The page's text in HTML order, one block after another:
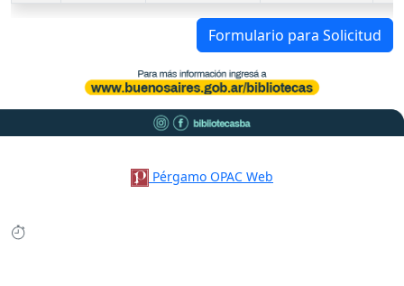
Formulario para Solicitud
Pérgamo OPAC Web